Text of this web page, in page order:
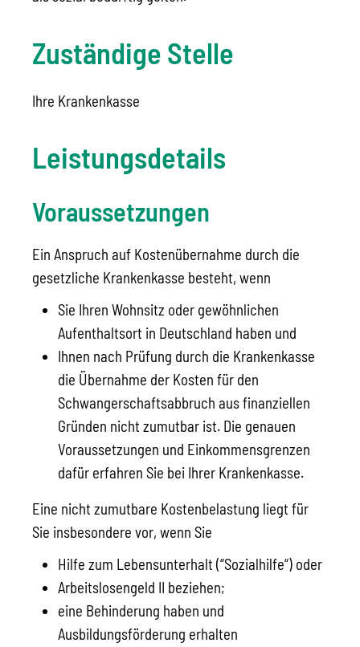
Zuständige Stelle
Ihre Krankenkasse
Leistungsdetails
Voraussetzungen
Ein Anspruch auf Kostenübernahme durch die
gesetzliche Krankenkasse besteht, wenn
Sie Ihren Wohnsitz oder gewöhnlichen
Aufenthaltsort in Deutschland haben und
Ihnen nach Prüfung durch die Krankenkasse
die Übernahme der Kosten für den
Schwangerschaftsabbruch aus finanziellen
Gründen nicht zumutbar ist. Die genauen
Voraussetzungen und Einkommensgrenzen
dafür erfahren Sie bei Ihrer Krankenkasse.
Eine nicht zumutbare Kostenbelastung liegt für
Sie insbesondere vor, wenn Sie
Hilfe zum Lebensunterhalt (“Sozialhilfe“) oder
Arbeitslosengeld II beziehen;
eine Behinderung haben und
Ausbildungsförderung erhalten